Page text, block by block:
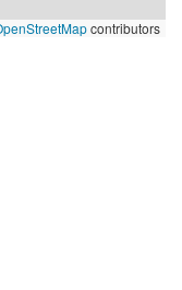
contributors